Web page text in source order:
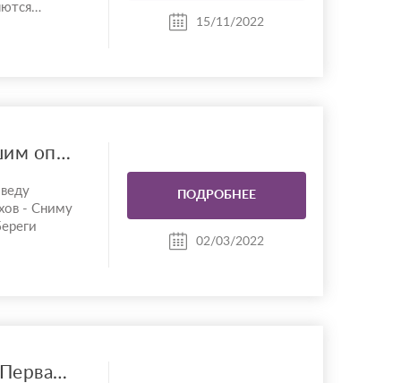
15/11/2022
Экстрасенс с большим опытом.
- Сниму
ПОДРОБНЕЕ
02/03/2022
Гадание. приворот. Первая консульация бесплатная